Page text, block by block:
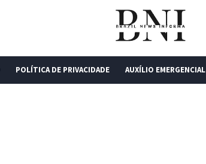
POLÍTICA DE PRIVACIDADE AUXÍLIO EMERGENCIAL